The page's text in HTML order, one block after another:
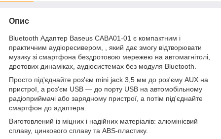
Опис
Bluetooth Адаптер Baseus CABA01-01 є компактним і
практичним аудіоресивером, , який дає змогу відтворювати
музику зі смартфона бездротовою мережею на автомагнітолі,
дротових динаміках, аудіосистемах без модуля Bluetooth.
Просто під'єднайте роз'єм mini jack 3,5 мм до роз'єму AUX на
пристрої, а роз'єм USB — до порту USB на автомобільному
радіоприймачі або зарядному пристрої, а потім під'єднайте
смартфон до адаптера.
Виготовлений із міцних і надійних матеріалів: алюмінієвий
сплаву, цинкового сплаву та ABS-пластику.